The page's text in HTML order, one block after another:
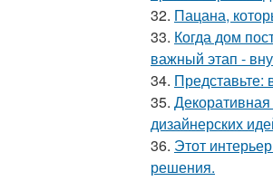
32. Пацана,
33. Когда дом
важный этап -
34. Представьте:
35.
дизайнерских
36. Этот
решения.